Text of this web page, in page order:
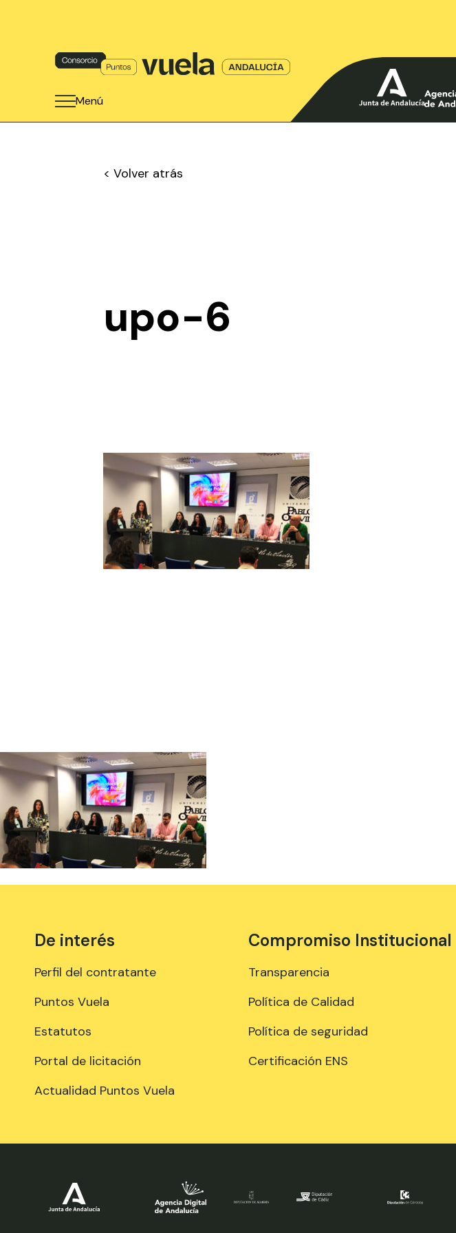
Menú
< Volver atrás
upo-6
De interés
Perfil del contratante
Puntos Vuela
Estatutos
Portal de licitación
Actualidad Puntos Vuela
Compromiso Institucional
Transparencia
Política de Calidad
Política de seguridad
Certificación ENS